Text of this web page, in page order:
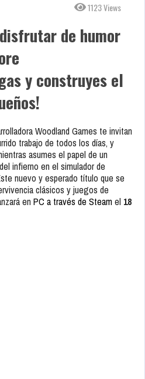
1123 Views
de humor
y construyes el
Woodland Games te invitan
trabajo de todos los días, y
asumes el papel de un
infierno en el simulador de
nuevo y esperado título que se
clásicos y juegos de
en PC a través de Steamel 18